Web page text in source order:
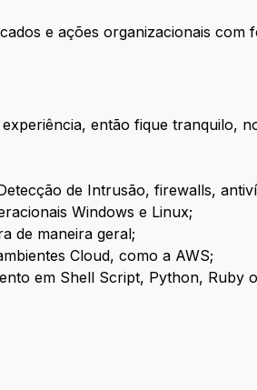
e ações organizacionais com
então fique tranquilo,
de Intrusão, firewalls,
Windows e Linux;
de maneira geral;
Cloud, como a AWS;
em Shell Script, Python, Ruby